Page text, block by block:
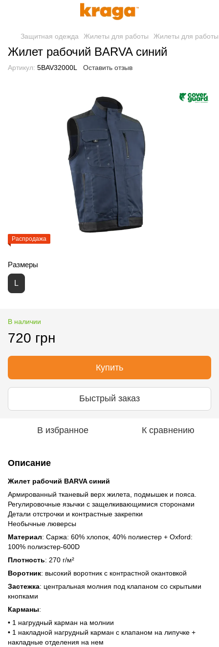
Защитная одежда Жилеты для работы Жилеты для
Жилет рабочий BARVA синий
Артикул: 5BAV32000L Оставить отзыв
Распродажа
Размеры
L
В наличии
720 грн
Купить
Быстрый заказ
В избранное К сравнению
Описание
Жилет рабочий BARVA синий
Армированный тканевый верх жилета, подмышек и пояса.
Регулировочные язычки с защелкивающимися сторонами
Детали отстрочки и контрастные закрепки
Необычные люверсы
Материал: Саржа: 60% хлопок, 40% полиестер + Oxford:
100% полиэстер-600D
Плотность: 270 г/м²
Воротник: высокий воротник с контрастной окантовкой
Застежка: центральная молния под клапаном со скрытыми
кнопками
Карманы:
• 1 нагрудный карман на молнии
• 1 накладной нагрудный карман с клапаном на липучке +
накладные отделения на нем